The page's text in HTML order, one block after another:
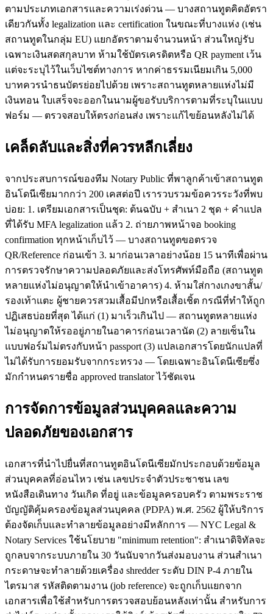
ตามประเภทเอกสารและความเร่งด่วน — บางสถานทูตคิดอัตรา
เดียวกันทั้ง legalization และ certification ในขณะที่บางแห่ง (เช่น
สถานทูตในกลุ่ม EU) แยกอัตราตามจำนวนหน้า ส่วนใหญ่รับ
เฉพาะเงินสดสกุลบาท ห้ามใช้บัตรเครดิตหรือ QR payment เว้น
แต่จะระบุไว้ในเว็บไซต์ทางการ หากค่าธรรมเนียมเกิน 5,000
บาทควรนำธนบัตรย่อยไปด้วย เพราะสถานทูตหลายแห่งไม่มี
เงินทอน ใบเสร็จจะออกในนามผู้ขอรับบริการตามที่ระบุในแบบ
ฟอร์ม — ตรวจสอบให้ตรงก่อนส่ง เพราะแก้ไขย้อนหลังไม่ได้
เคล็ดลับและสิ่งที่ควรหลีกเลี่ยง
จากประสบการณ์ของทีม Notary Public ที่พาลูกค้าเข้าสถานทูต
อินโดนีเซียมากกว่า 200 เคสต่อปี เรารวบรวมข้อควรระวังที่พบ
บ่อย: 1. เตรียมเอกสารเป็นชุด: ต้นฉบับ + สำเนา 2 ชุด + คำแปล
ที่ได้รับ MFA legalization แล้ว 2. ถ่ายภาพหน้าจอ booking
confirmation ทุกหน้าเก็บไว้ — บางสถานทูตขอตรวจ
QR/Reference ก่อนเข้า 3. มาก่อนเวลาอย่างน้อย 15 นาทีเพื่อผ่าน
การตรวจรักษาความปลอดภัยและส่งโทรศัพท์มือถือ (สถานทูต
หลายแห่งไม่อนุญาตให้นำเข้าอาคาร) 4. ห้ามใส่กางเกงขาสั้น/
รองเท้าแตะ ผู้ชายควรสวมเสื้อมีปกหรือเสื้อเชิ้ต กรณีที่ทำให้ถูก
ปฏิเสธบ่อยที่สุด ได้แก่ (1) มาเร็วเกินไป — สถานทูตหลายแห่ง
ไม่อนุญาตให้รออยู่ภายในอาคารก่อนเวลานัด (2) ลายเซ็นใน
แบบฟอร์มไม่ตรงกับหน้า passport (3) แปลเอกสารโดยนักแปลที่
ไม่ได้รับการยอมรับจากกระทรวง — โดยเฉพาะอินโดนีเซียซึ่ง
มักกำหนดรายชื่อ approved translator ไว้ชัดเจน
การจัดการข้อมูลส่วนบุคคลและความ
ปลอดภัยของเอกสาร
เอกสารที่นำไปยื่นที่สถานทูตอินโดนีเซียมักประกอบด้วยข้อมูล
ส่วนบุคคลที่อ่อนไหว เช่น เลขประจำตัวประชาชน เลข
หนังสือเดินทาง วันเกิด ที่อยู่ และข้อมูลครอบครัว ตามพระราช
บัญญัติคุ้มครองข้อมูลส่วนบุคคล (PDPA) พ.ศ. 2562 ผู้ให้บริการ
ต้องจัดเก็บและทำลายข้อมูลอย่างมีหลักการ — NYC Legal &
Notary Services ใช้นโยบาย "minimum retention": สำเนาดิจิทัลจะ
ถูกลบจากระบบภายใน 30 วันนับจากวันส่งมอบงาน ส่วนสำเนา
กระดาษจะทำลายด้วยเครื่อง shredder ระดับ DIN P-4 ภายใน
ไตรมาส รหัสติดตามงาน (job reference) จะถูกเก็บแยกจาก
เอกสารเพื่อใช้สำหรับการตรวจสอบย้อนหลังเท่านั้น สำหรับการ